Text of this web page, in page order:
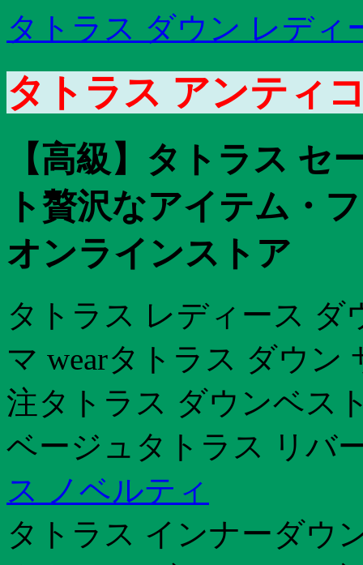
タトラス ダウン レディ
タトラス アンティ
【高級】タトラス セ
ト贅沢なアイテム・
オンラインストア
タトラス レディース
マ wearタトラス ダウ
注タトラス ダウンベス
ベージュタトラス リバ
ス ノベルティ
タトラス インナーダウ